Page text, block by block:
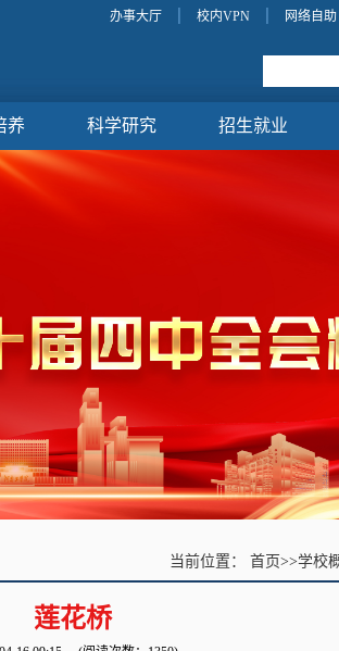
办事大厅 校内VPN 网络自助
养 科学研究 招生就业
当前位置： 首页>>学校
莲花桥